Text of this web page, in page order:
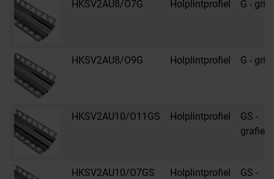
HKSV2AU8/O7G Holplintprofiel G - grijs
HKSV2AU8/O9G Holplintprofiel G - grijs
HKSV2AU10/O11GS Holplintprofiel
GS -
HKSV2AU10/O7GS Holplintprofiel
GS -